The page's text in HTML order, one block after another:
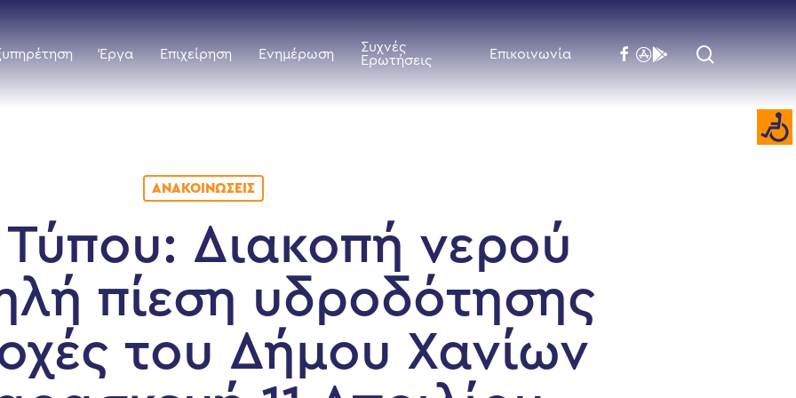
Έργα Επιχείρηση Ενημέρωση
Συχνές
Ερωτήσεις
Επικοινωνία facebook
flickrbehance
ΑΝΑΚΟΙΝΏΣΕΙΣ
Τύπου: Διακοπή νερού
πίεση υδροδότησης
του Δήμου Χανίων